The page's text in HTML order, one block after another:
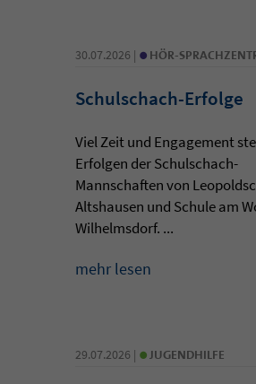
30.07.2026 | • HÖR-
Schulschach-Erfolge
Viel Zeit und Engagement
Erfolgen der Schulschach-
Mannschaften von
Altshausen und Schule am
Wilhelmsdorf. ...
mehr lesen
29.07.2026 | • JUGENDHILFE